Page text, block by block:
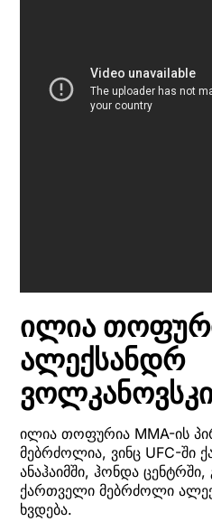
ილია
ალექსანდრ
ილია თოფურია MMA-ის
მებრძოლია, ვინც UFC-ში
ანაჰაიმში, ჰონდა
ქართველი მებრძოლი
ხვდება.